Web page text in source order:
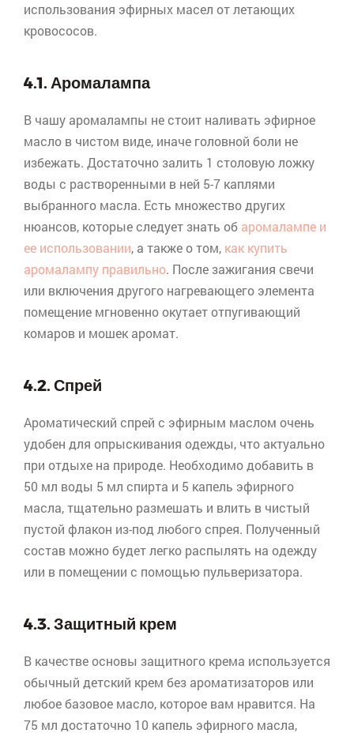
использования эфирных масел от летающих
кровососов.
4.1. Аромалампа
В чашу аромалампы не стоит наливать эфирное
масло в чистом виде, иначе головной боли не
избежать. Достаточно залить 1 столовую ложку
воды с растворенными в ней 5-7 каплями
выбранного масла. Есть множество других
нюансов, которые следует знать об аромалампе и
ее использовании, а также о том, как купить
аромалампу правильно. После зажигания свечи
или включения другого нагревающего элемента
помещение мгновенно окутает отпугивающий
комаров и мошек аромат.
4.2. Спрей
Ароматический спрей с эфирным маслом очень
удобен для опрыскивания одежды, что актуально
при отдыхе на природе. Необходимо добавить в
50 мл воды 5 мл спирта и 5 капель эфирного
масла, тщательно размешать и влить в чистый
пустой флакон из-под любогоспрея. Полученный
состав можно будет легко распылять на одежду
или в помещении с помощью пульверизатора.
4.3. Защитный крем
В качестве основы защитного крема используется
обычный детский крем без ароматизаторов или
любое базовое масло, которое вам нравится. На
75 мл достаточно 10 капель эфирного масла,